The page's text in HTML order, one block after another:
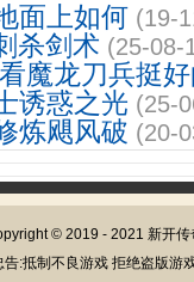
面上如何 (19-
杀剑术 (25-08-
魔龙刀兵挺
诱惑之光 (25-
炼飓风破 (20-
© 2019 - 2021 新开传
告:抵制不良游戏 拒绝盗版游